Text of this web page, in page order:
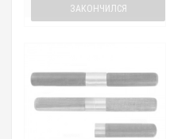
ЗАКОНЧИЛСЯ